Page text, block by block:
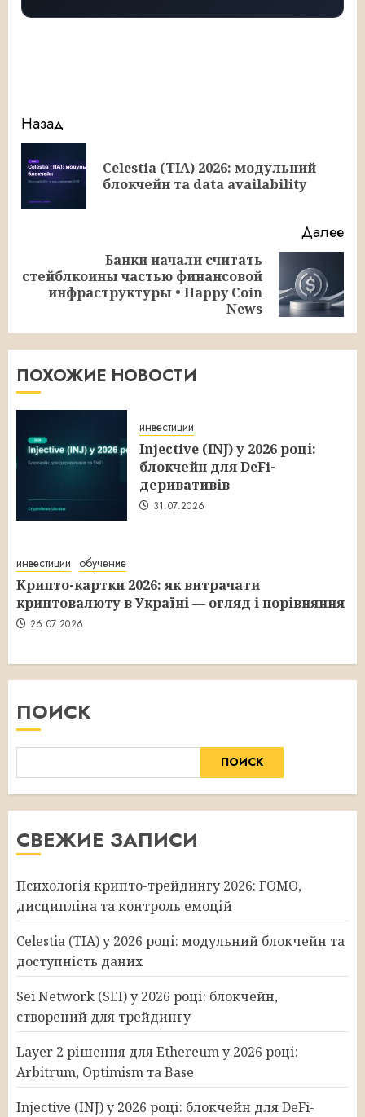
Продолжить
чтение
Назад
Celestia (TIA) 2026: модульний
блокчейн та data availability
Далее
Следующая
запись:
Банки начали считать
стейблкоины частью финансовой
инфраструктуры • Happy Coin
News
ПОХОЖИЕ НОВОСТИ
инвестиции
Injective (INJ) у 2026 році:
блокчейн для DeFi-
деривативів
31.07.2026
инвестиции обучение
Крипто-картки 2026: як витрачати
криптовалюту в Україні — огляд і порівняння
26.07.2026
ПОИСК
ПОИСК
СВЕЖИЕ ЗАПИСИ
Психологія крипто-трейдингу 2026: FOMO,
дисципліна та контроль емоцій
Celestia (TIA) у 2026 році: модульний блокчейн та
доступність даних
Sei Network (SEI) у 2026 році: блокчейн,
створений для трейдингу
Layer 2 рішення для Ethereum у 2026 році:
Arbitrum, Optimism та Base
Injective (INJ) у 2026 році: блокчейн для DeFi-